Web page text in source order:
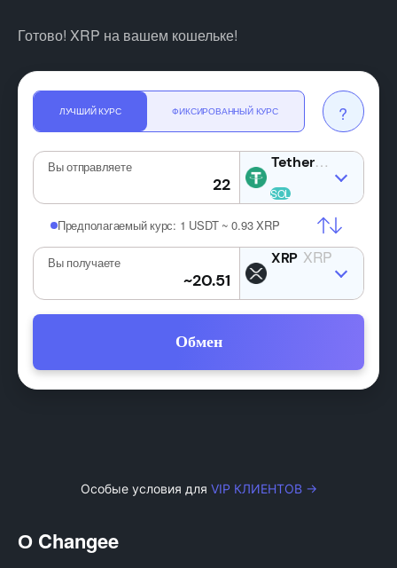
Готово! XRP на вашем кошельке!
ЛУЧШИЙ КУРС ФИКСИРОВАННЫЙ КУРС ?
Вы отправляете
Предполагаемый курс: 1 USDT ~ 0.93 XRP
Вы получаете XRP
Обмен
Особые условия для VIP КЛИЕНТОВ →
О Changee